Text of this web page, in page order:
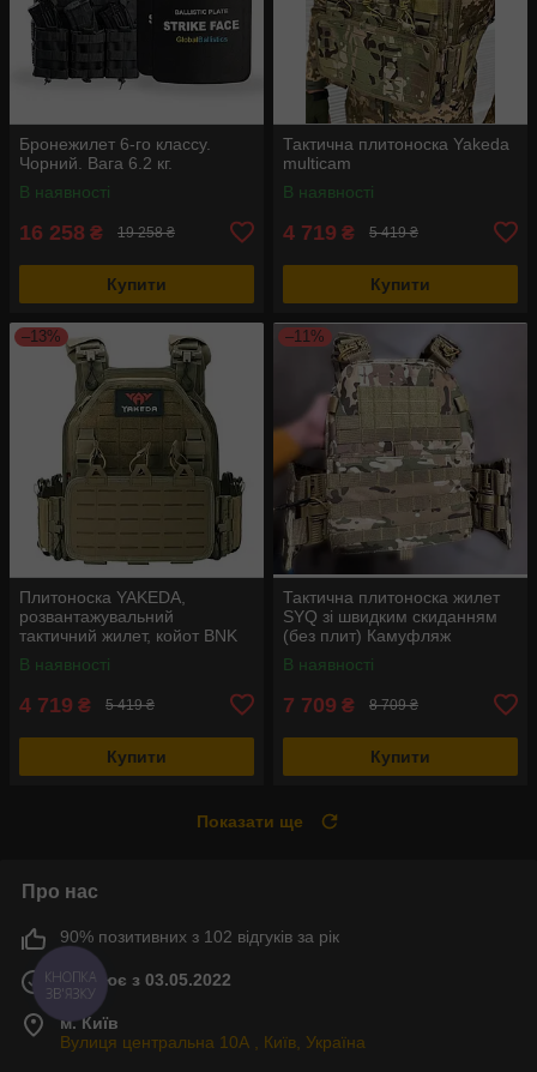
Бронежилет 6-го классу.
Чорний. Вага 6.2 кг.
В наявності
16 258 ₴ 19 258 ₴
Купити
Тактична плитоноска Yakeda
multicam
В наявності
4 719 ₴ 5 419 ₴
Купити
–13%
Плитоноска YAKEDA,
розвантажувальний
тактичний жилет, койот BNK
В наявності
4 719 ₴ 5 419 ₴
Купити
–11%
Тактична плитоноска жилет
SYQ зі швидким скиданням
(без плит) Камуфляж
В наявності
7 709 ₴ 8 709 ₴
Купити
Показати ще
Про нас
90% позитивних з 102 відгуків за рік
Працює з 03.05.2022
м. Київ
Вулиця центральна 10А , Київ, Україна
КНОПКА
ЗВ'ЯЗКУ